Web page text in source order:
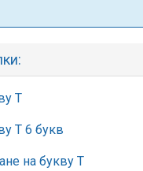
Т
Т 6 букв
на букву Т